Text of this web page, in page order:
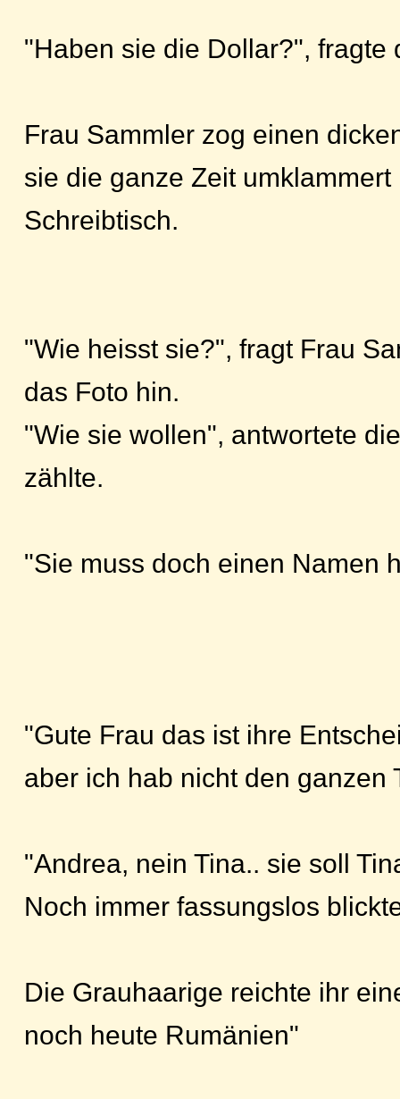
"Haben sie die Dollar?", fragte
Frau Sammler zog einen
sie die ganze Zeit
Schreibtisch.
"Wie heisst sie?", fragt Frau
das Foto hin.
"Wie sie wollen", antwortete
zählte.
"Sie muss doch einen Namen
"Gute Frau das ist ihre
aber ich hab nicht den
"Andrea, nein Tina.. sie soll
Noch immer fassungslos
Die Grauhaarige reichte ihr
noch heute Rumänien"